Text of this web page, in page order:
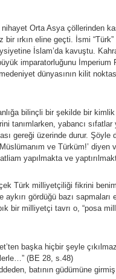
Orta Asya çöllerinden
ırkın eline geçti. İsmi “Türk”
İslam’da kavuştu.
imparatorluğunu İmperium
dünyasının kilit
bilinçli bir şekilde bir
tanımlarken, yabancı
gereği üzerinde durur. Şöyle
ve Türküm!’ diyen
yapılmakta ve
Türk milliyetçiliği fikrini
gördüğü bazı sapmaları
bir milliyetçi tavrı o, “posa
başka hiçbir şeyle
(BE 28, s.48)
batının güdümüne